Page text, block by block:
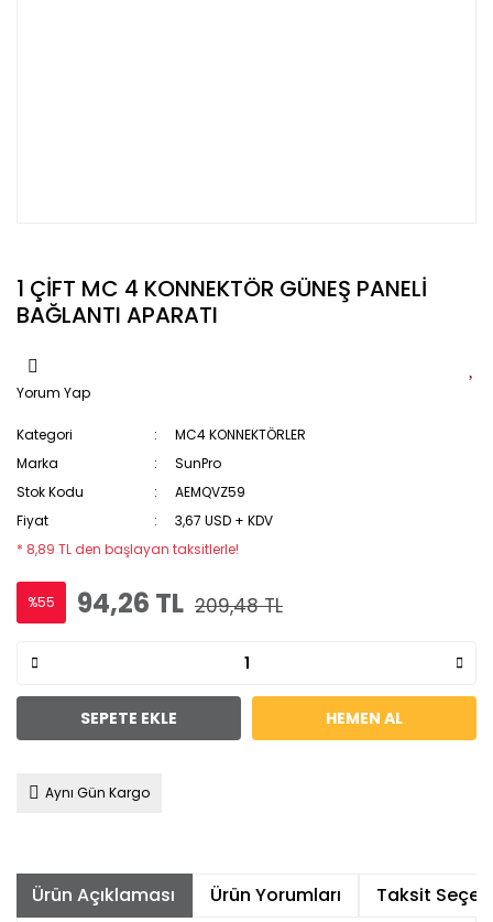
1 ÇİFT MC 4 KONNEKTÖR GÜNEŞ PANELİ
BAĞLANTI APARATI
Yorum Yap
Kategori
MC4 KONNEKTÖRLER
Marka
SunPro
Stok Kodu
AEMQVZ59
Fiyat
3,67 USD + KDV
* 8,89 TL den başlayan taksitlerle!
%55 94,26 TL 209,48 TL
SEPETE EKLE HEMEN AL
Aynı Gün Kargo
Ürün Açıklaması Ürün Yorumları Taksit